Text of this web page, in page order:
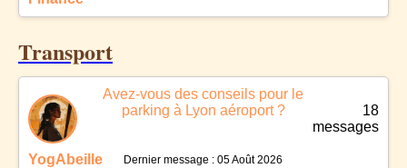
Transport
Avez-vous des conseils pour le
parking à Lyon aéroport ?
YogAbeille
18
messages
Dernier message : 05 Août 2026